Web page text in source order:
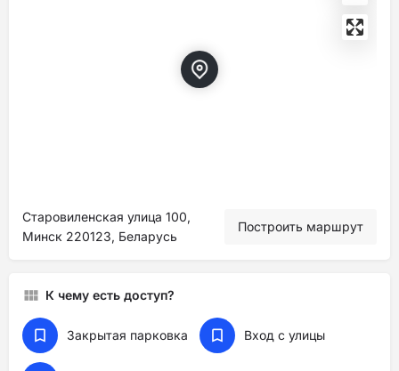
Старовиленская улица 100,
Минск 220123, Беларусь
Построить маршрут
К чему есть доступ?
Закрытая парковка Вход с улицы